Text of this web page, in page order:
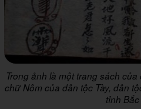
Trong ảnh là một trang sách
chữ Nôm của dân tộc Tày, dân
tỉnh